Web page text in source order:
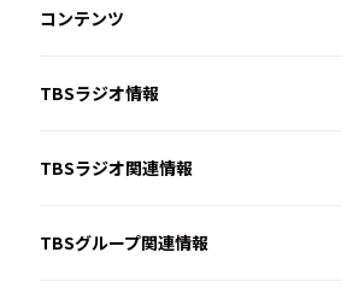
コンテンツ
TBSラジオ情報
TBSラジオ関連情報
TBSグループ関連情報